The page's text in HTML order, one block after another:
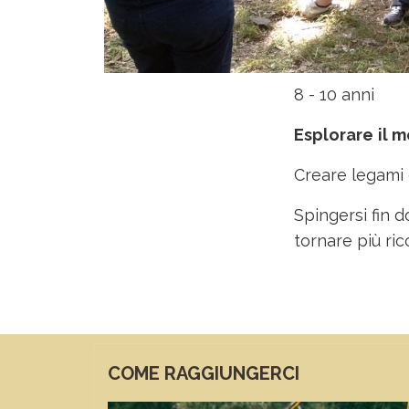
8 - 10 anni
Esplorare il
Creare legami
Spingersi fin
tornare più
COME RAGGIUNGERCI